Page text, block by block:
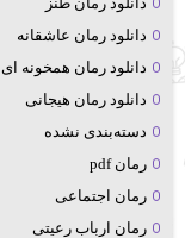
دانلود رمان عاشقانه
دانلود رمان همخونه ای
دانلود رمان هیجانی
دسته‌بندی نشده
رمان pdf
رمان اجتماعی
رمان ارباب رعیتی